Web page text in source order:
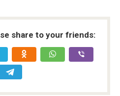
share to your friends: